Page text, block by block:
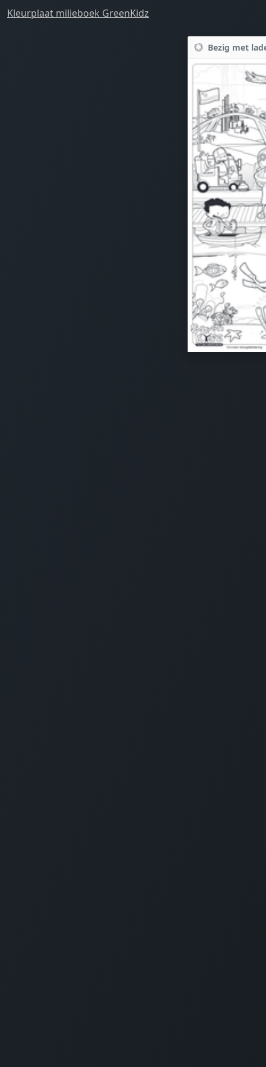
Kleurplaat milieboek GreenKidz
Bezig met